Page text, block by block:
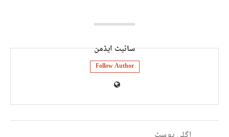
سائیٹ ایڈمن
Follow Author